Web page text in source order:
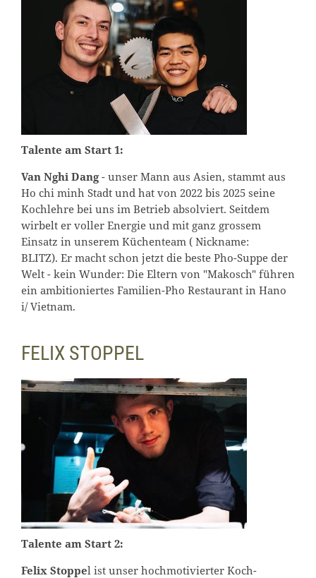
Talente am Start 1:
Van Nghi Dang- unser Mann aus Asien, stammt aus
Ho chi minh Stadt und hat von 2022 bis 2025 seine
Kochlehre bei uns im Betrieb absolviert. Seitdem
wirbelt er voller Energie und mit ganz grossem
Einsatz in unserem Küchenteam ( Nickname:
BLITZ). Er macht schon jetzt die beste Pho-Suppe der
Welt - kein Wunder: Die Eltern von "Makosch" führen
ein ambitioniertes Familien-Pho Restaurant in Hano
i/ Vietnam.
FELIX STOPPEL
Talente am Start 2:
Felix Stoppel ist unser hochmotivierter Koch-